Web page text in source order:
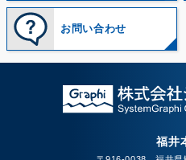
お問い合わせ
福井